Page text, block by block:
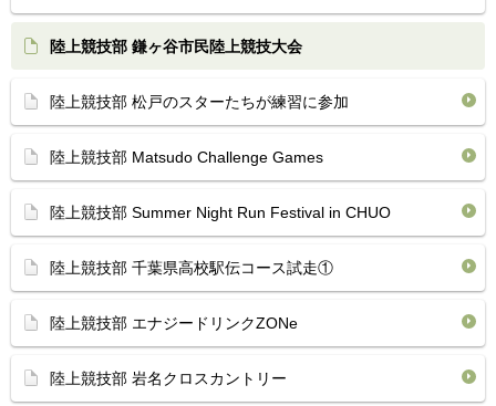
陸上競技部 鎌ヶ谷市民陸上競技大会
陸上競技部 松戸のスターたちが練習に参加
陸上競技部 Matsudo Challenge Games
陸上競技部 Summer Night Run Festival in CHUO
陸上競技部 千葉県高校駅伝コース試走①
陸上競技部 エナジードリンクZONe
陸上競技部 岩名クロスカントリー